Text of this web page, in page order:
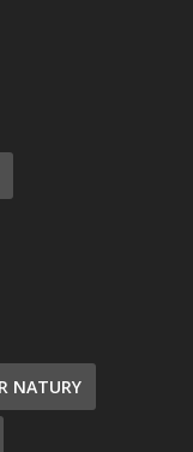
NATURY